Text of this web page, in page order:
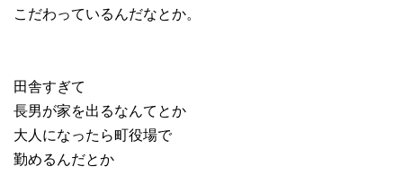
こだわっているんだなとか。
田舎すぎて
長男が家を出るなんてとか
大人になったら町役場で
勤めるんだとか